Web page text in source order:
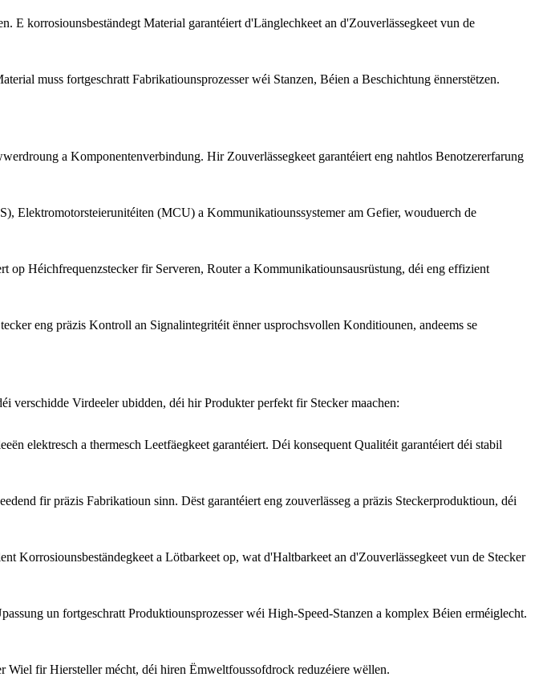
E korrosiounsbeständegt Material garantéiert d'Länglechkeet an d'Zouverlässegkeet vun de
muss fortgeschratt Fabrikatiounsprozesser wéi Stanzen, Béien a Beschichtung ënnerstëtzen.
a Komponentenverbindung. Hir Zouverlässegkeet garantéiert eng nahtlos Benotzererfarung
Elektromotorsteierunitéiten (MCU) a Kommunikatiounssystemer am Gefier, wouduerch de
Héichfrequenzstecker fir Serveren, Router a Kommunikatiounsausrüstung, déi eng effizient
eng präzis Kontroll an Signalintegritéit ënner usprochsvollen Konditiounen, andeems se
verschidde Virdeeler ubidden, déi hir Produkter perfekt fir Stecker maachen:
elektresch a thermesch Leetfäegkeet garantéiert. Déi konsequent Qualitéit garantéiert déi stabil
fir präzis Fabrikatioun sinn. Dëst garantéiert eng zouverlässeg a präzis Steckerproduktioun, déi
a Lötbarkeet op, wat d'Haltbarkeet an d'Zouverlässegkeet vun de Stecker
un fortgeschratt Produktiounsprozesser wéi High-Speed-Stanzen a komplex Béien erméiglecht.
fir Hiersteller mécht, déi hiren Ëmweltfoussofdrock reduzéiere wëllen.